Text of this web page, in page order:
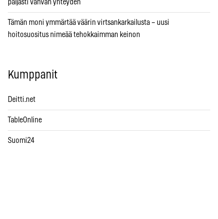
paljasti vahvan yhteyden
Tämän moni ymmärtää väärin virtsankarkailusta – uusi
hoitosuositus nimeää tehokkaimman keinon
Kumppanit
Deitti.net
TableOnline
Suomi24